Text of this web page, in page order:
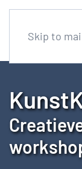
Skip to